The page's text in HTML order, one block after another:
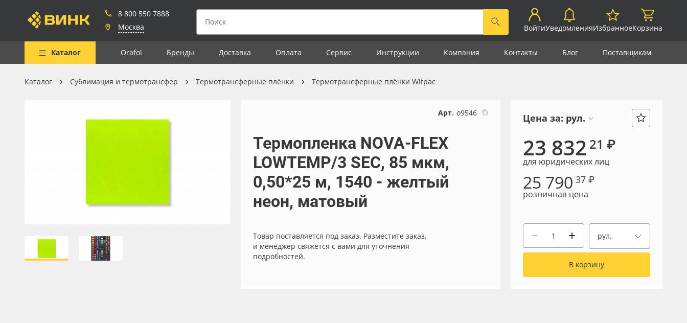
8 800 550 7888
Москва
ВойтиУведомленияИзбранноеКорзина
Каталог Orafol Бренды Доставка Оплата Сервис Инструкции Компания Контакты Блог Поставщикам
Весь каталог
Мобильные конструкции и
Сублимация и термотрансфер
Каталог Сублимация и термотрансфер Термотрансферные плёнки Термотрансферные плёнки Witpac
Арт. о9546
Термопленка NOVA-FLEX
LOWTEMP/3 SEC, 85 мкм,
0,50*25 м, 1540 - желтый
неон, матовый
Товар поставляется под заказ. Разместите заказ,
и менеджер свяжется с вами для уточнения
подробностей.
Цена за: рул.
23 832 21 ₽
для юридических лиц
25 790 37 ₽
розничная цена
рул.
В корзину